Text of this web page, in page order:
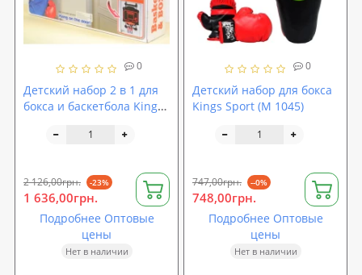
0
Детский набор 2 в 1 для
бокса и баскетбола Kings
2 126,00грн. -23%
1 636,00грн.
Подробнее Оптовые
цены
Нет в наличии
0
Детский набор для бокса
Kings Sport (M 1045)
747,00грн. --0%
748,00грн.
Подробнее Оптовые
цены
Нет в наличии